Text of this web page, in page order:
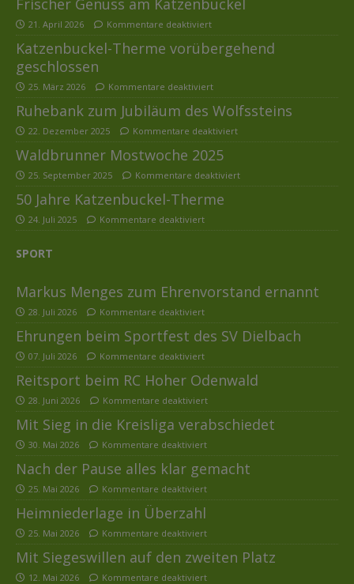
Frischer Genuss am Katzenbuckel
21. April 2026 Kommentare deaktiviert
Katzenbuckel-Therme vorübergehend
geschlossen
25. März 2026 Kommentare deaktiviert
Ruhebank zum Jubiläum des Wolfssteins
22. Dezember 2025 Kommentare deaktiviert
Waldbrunner Mostwoche 2025
25. September 2025 Kommentare deaktiviert
50 Jahre Katzenbuckel-Therme
24. Juli 2025 Kommentare deaktiviert
SPORT
Markus Menges zum Ehrenvorstand ernannt
28. Juli 2026 Kommentare deaktiviert
Ehrungen beim Sportfest des SV Dielbach
07. Juli 2026 Kommentare deaktiviert
Reitsport beim RC Hoher Odenwald
28. Juni 2026 Kommentare deaktiviert
Mit Sieg in die Kreisliga verabschiedet
30. Mai 2026 Kommentare deaktiviert
Nach der Pause alles klar gemacht
25. Mai 2026 Kommentare deaktiviert
Heimniederlage in Überzahl
25. Mai 2026 Kommentare deaktiviert
Mit Siegeswillen auf den zweiten Platz
12. Mai 2026 Kommentare deaktiviert